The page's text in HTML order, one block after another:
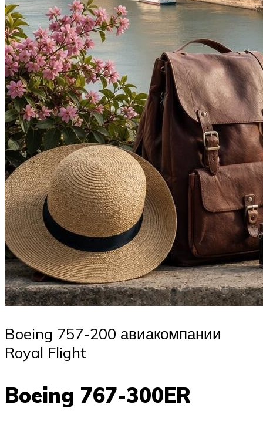
Boeing 757-200 авиакомпании
Royal Flight
Boeing 767-300ER